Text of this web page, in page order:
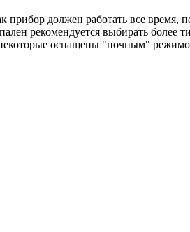
должен работать все время,
рекомендуется выбирать более
оснащены "ночным"